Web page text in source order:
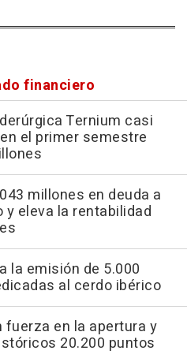
financiero
Ternium casi
el primer semestre
millones en deuda a
y eleva la rentabilidad
la emisión de 5.000
al cerdo ibérico
fuerza en la apertura y
20.200 puntos